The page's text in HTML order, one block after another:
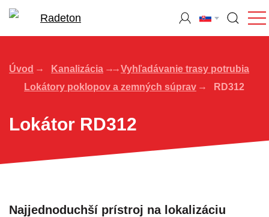
Úvod Kanalizácia
Vyhľadávanie trasy potrubia
Lokátory poklopov a zemných súprav
RD312
Lokátor RD312
Najjednoduchší prístroj na lokalizáciu